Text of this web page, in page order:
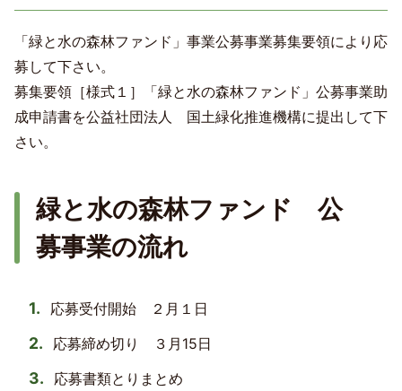
「緑と水の森林ファンド」事業公募事業募集要領により応
募して下さい。
募集要領［様式１］「緑と水の森林ファンド」公募事業助
成申請書を公益社団法人 国土緑化推進機構に提出して下
さい。
緑と水の森林ファンド 公
募事業の流れ
応募受付開始 ２月１日
応募締め切り ３月15日
応募書類とりまとめ